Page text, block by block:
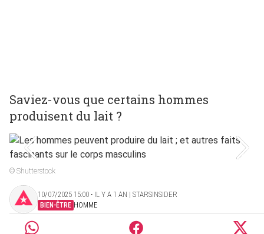
Saviez-vous que certains hommes
produisent du lait ?
© Shutterstock
10/07/2025 15:00 ‧ IL Y A 1 AN | STARSINSIDER
BIEN-ÊTRE HOMME